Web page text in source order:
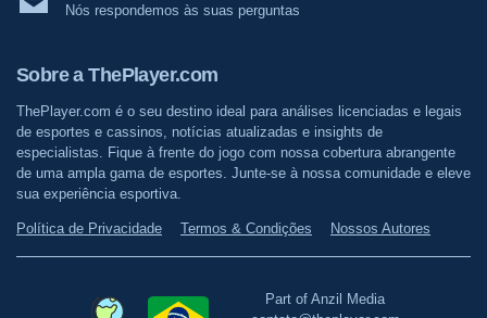
Nós respondemos às suas perguntas
Sobre a ThePlayer.com
ThePlayer.com é o seu destino ideal para análises licenciadas e legais
de esportes e cassinos, notícias atualizadas e insights de
especialistas. Fique à frente do jogo com nossa cobertura abrangente
de uma ampla gama de esportes. Junte-se à nossa comunidade e eleve
sua experiência esportiva.
Política de Privacidade Termos & Condições Nossos Autores
Part of Anzil Media